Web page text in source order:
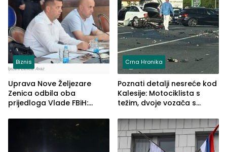
Biznis
Uprava Nove Željezare
Zenica odbila oba
prijedloga Vlade FBiH:
rješenje
Crna Hronika
Poznati detalji nesreće kod
Kalesije: Motociklista s
težim, dvoje vozača s